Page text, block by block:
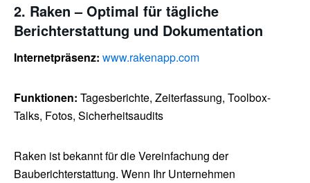
2. Raken – Optimal für tägliche
Berichterstattung und Dokumentation
Internetpräsenz: www.rakenapp.com
Funktionen: Tagesberichte, Zeiterfassung, Toolbox-
Talks, Fotos, Sicherheitsaudits
Raken ist bekannt für die Vereinfachung der
Bauberichterstattung. Wenn Ihr Unternehmen